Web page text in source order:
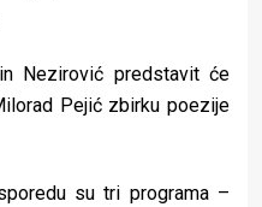
Nezirović predstavit će
Pejić zbirku poezije
su tri programa –